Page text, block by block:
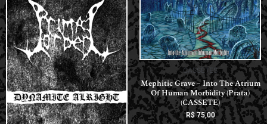
CASSETES
Mephitic Grave – Into The Atrium
Of Human Morbidity (Prata)
(CASSETE)
R$75,00